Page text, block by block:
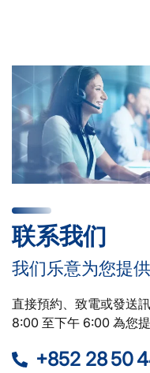
联系我们
我们乐意为您提
直接預約、致電或發送
8:00 至下午 6:00 為您提
+852 28 50